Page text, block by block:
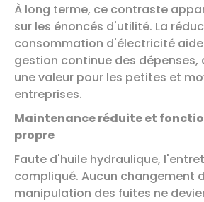
À long terme, ce contraste
sur les énoncés d'utilité. La
consommation d'électricité
gestion continue des dépenses,
une valeur pour les petites et
entreprises.
Maintenance réduite et
propre
Faute d'huile hydraulique,
compliqué. Aucun changement
manipulation des fuites ne